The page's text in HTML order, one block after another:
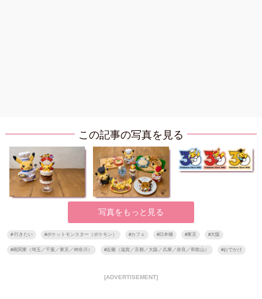
この記事の写真を見る
写真をもっと見る
#行きたい #ポケットモンスター（ポケモン） #カフェ #日本橋 #東京 #大阪
#南関東（埼玉／千葉／東京／神奈川） #近畿（滋賀／京都／大阪／兵庫／奈良／和歌山） #おでかけ
[ADVERTISEMENT]